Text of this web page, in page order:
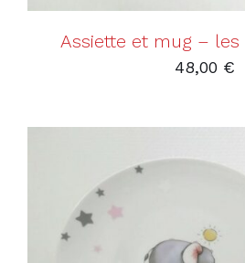
Assiette et mug –
48,00 €